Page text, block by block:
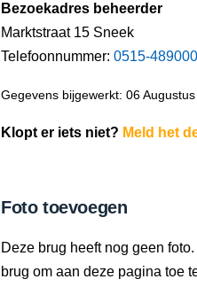
Bezoekadres beheerder
Marktstraat 15 Sneek
Telefoonnummer: 0515-489000
Gegevens bijgewerkt: 06
Klopt er iets niet? Meld het
Foto toevoegen
Deze brug heeft nog geen
brug om aan deze pagina toe